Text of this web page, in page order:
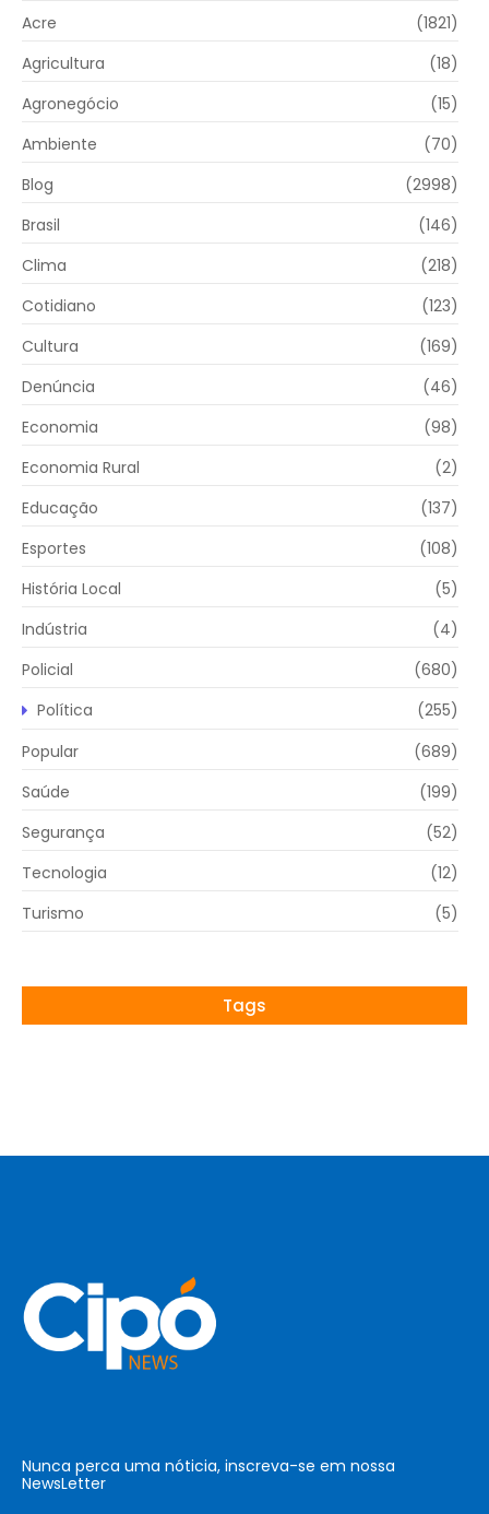
Acre
(1821)
Agricultura
(18)
Agronegócio
(15)
Ambiente
(70)
Blog
(2998)
Brasil
(146)
Clima
(218)
Cotidiano
(123)
Cultura
(169)
Denúncia
(46)
Economia
(98)
Economia Rural
(2)
Educação
(137)
Esportes
(108)
História Local
(5)
Indústria
(4)
Policial
(680)
Política
(255)
Popular
(689)
Saúde
(199)
Segurança
(52)
Tecnologia
(12)
Turismo
(5)
Tags
Nunca perca uma nóticia, inscreva-se em nossa
NewsLetter